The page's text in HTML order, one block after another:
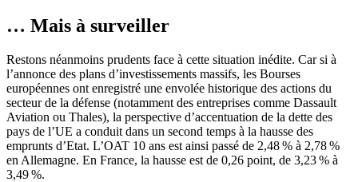
… Mais à surveiller
Restons néanmoins prudents face à cette situation inédite. Car si à
l’annonce des plans d’investissements massifs, les Bourses
européennes ont enregistré une envolée historique des actions du
secteur de la défense (notamment des entreprises comme Dassault
Aviation ou Thales), la perspective d’accentuation de la dette des
pays de l’UE a conduit dans un second temps à la hausse des
emprunts d’Etat. L’OAT 10 ans est ainsi passé de 2,48 % à 2,78 %
en Allemagne. En France, la hausse est de 0,26 point, de 3,23 % à
3,49 %.